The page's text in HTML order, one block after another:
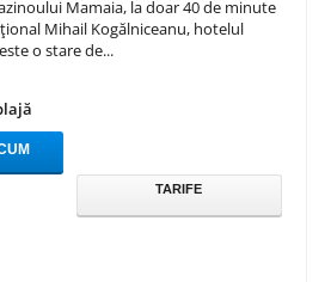
Mamaia, la doar 40 de minute
Mihail Kogălniceanu, hotelul
o stare de...
TARIFE